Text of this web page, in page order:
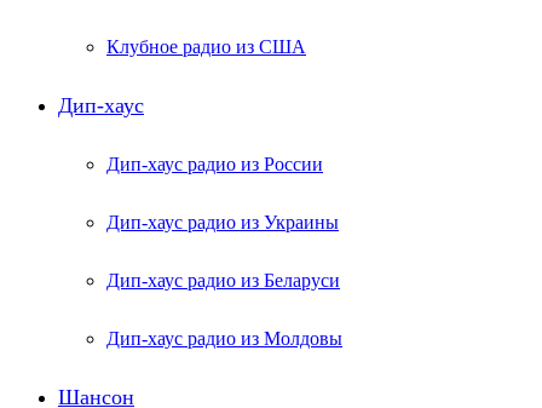
Клубное радио из США
Дип-хаус
Дип-хаус радио из России
Дип-хаус радио из Украины
Дип-хаус радио из Беларуси
Дип-хаус радио из Молдовы
Шансон